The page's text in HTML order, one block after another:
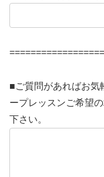
■ご質問があればお気
ープレッスンご希望
下さい。